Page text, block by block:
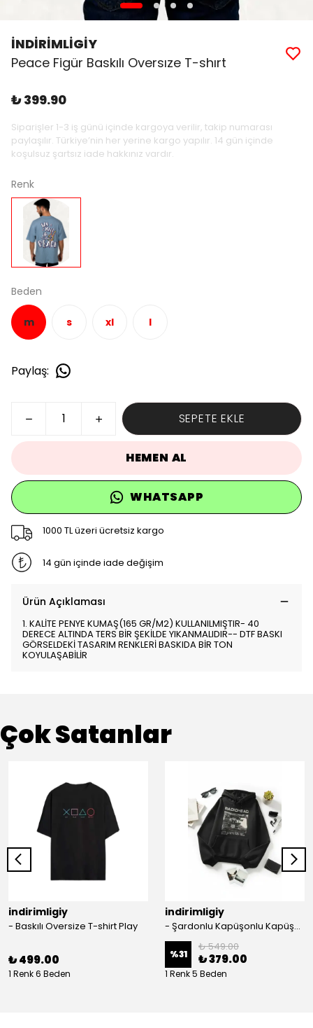
İNDİRİMLİGİY
Peace Figür Baskılı Oversıze T-shırt
₺ 399.90
Siparişler 1-3 iş günü içinde kargoya verilir, takip numarası
paylaşılır. Türkiye’nin her yerine kargo yapılır. 14 gün içinde
koşulsuz şartsız iade hakkınız vardır.
Renk
Beden
m s xl l
Paylaş:
SEPETE EKLE
HEMEN AL
WHATSAPP
1000 TL üzeri ücretsiz kargo
14 gün içinde iade değişim
Ürün Açıklaması
1. KALİTE PENYE KUMAŞ(165 GR/M2) KULLANILMIŞTIR- 40
DERECE ALTINDA TERS BİR ŞEKİLDE YIKANMALIDIR-- DTF BASKI
GÖRSELDEKİ TASARIM RENKLERİ BASKIDA BİR TON
KOYULAŞABİLİR
Çok Satanlar
indirimligiy
- Baskılı Oversize T-shirt Play
₺ 499.00
1 Renk 6 Beden
indirimligiy
- Şardonlu Kapüşonlu Kapüşonlu Kanguru Cep Oversize Lastik Paça Sweatshirt Takimi
%31
₺ 549.00
₺ 379.00
1 Renk 5 Beden